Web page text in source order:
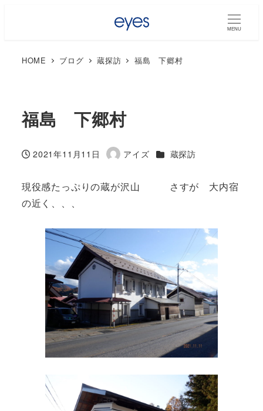
MENU
HOME ブログ 蔵探訪 福島 下郷村
福島 下郷村
投稿日
2021年11月11日
著
アイズ カテゴリー
蔵探訪
現役感たっぷりの蔵が沢山 さすが 大内宿
の近く、、、